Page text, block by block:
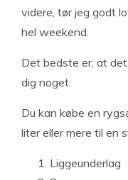
videre, tør jeg godt
hel weekend.
Det bedste er, at
dig noget.
Du kan købe en
liter eller mere til en
Liggeunderlag